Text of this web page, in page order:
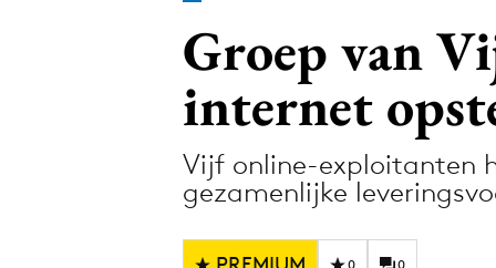
Design
Digital
Diversiteit
Groep van
internet
Vijf online-exploitanten
gezamenlijke
0 0